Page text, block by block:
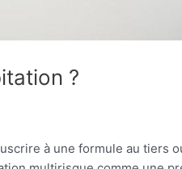
?
à une formule au tiers